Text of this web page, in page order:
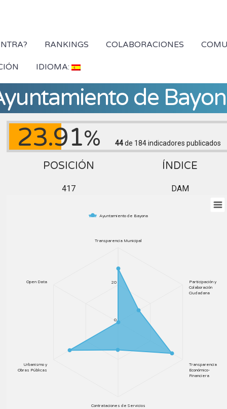
RANKINGS COLABORACIONES
IDIOMA:
de
23.91% 44de 184indicadores publicados
POSICIÓN ÍNDICE
417 DAM
Ayuntamiento de Bayona
Transparencia Municipal
Participación y
Colaboración
Ciudadana
Transparencia
Económico-
Financiera
Contrataciones de Servicios
Urbanismo y
Obras Públicas
Open Data
0
20